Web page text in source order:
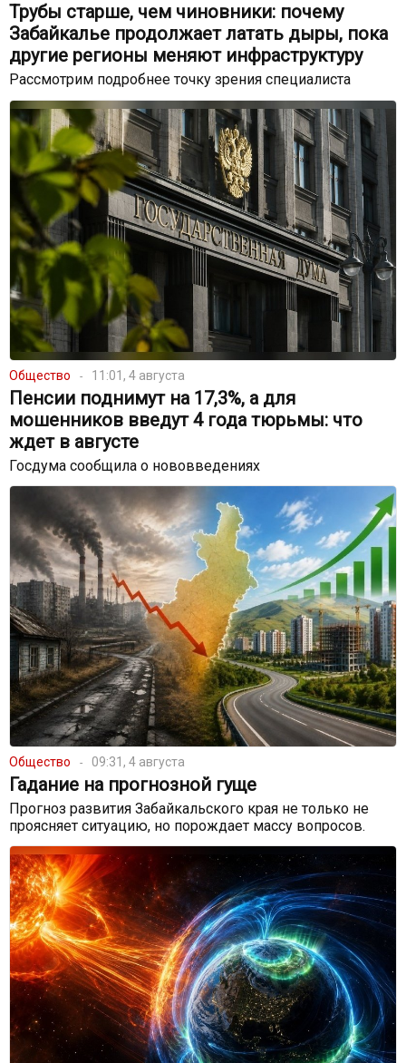
Трубы старше, чем чиновники: почему
Забайкалье продолжает латать дыры, пока
другие регионы меняют инфраструктуру
Рассмотрим подробнее точку зрения специалиста
Общество 11:01, 4 августа
Пенсии поднимут на 17,3%, а для
мошенников введут 4 года тюрьмы: что
ждет в августе
Госдума сообщила о нововведениях
Общество 09:31, 4 августа
Гадание на прогнозной гуще
Прогноз развития Забайкальского края не только не
проясняет ситуацию, но порождает массу вопросов.